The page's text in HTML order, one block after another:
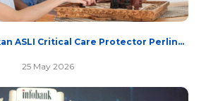
ASLI Critical Care Protector Perlin...
25 May 2026